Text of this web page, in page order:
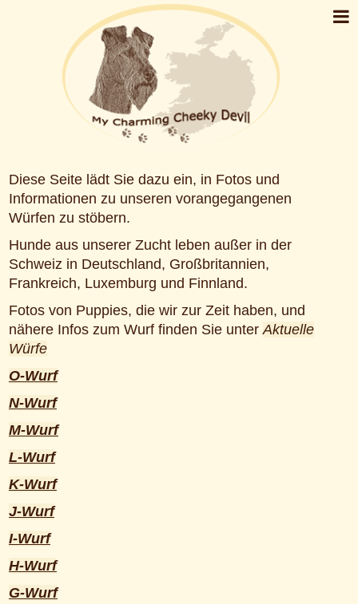
Diese Seite lädt Sie dazu ein, in Fotos und
Informationen zu unseren vorangegangenen
Würfen zu stöbern.
Hunde aus unserer Zucht leben außer in der
Schweiz in Deutschland, Großbritannien,
Frankreich, Luxemburg und Finnland.
Fotos von Puppies, die wir zur Zeit haben, und
nähere Infos zum Wurf finden Sie unterAktuelle
Würfe
O-Wurf
N-Wurf
M-Wurf
L-Wurf
K-Wurf
J-Wurf
I-Wurf
H-Wurf
G-Wurf